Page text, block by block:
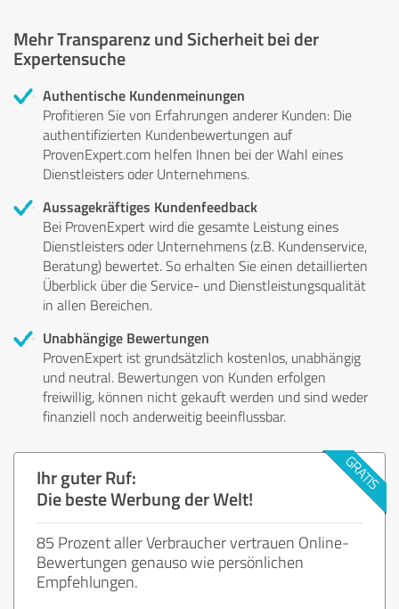
Mehr Transparenz und Sicherheit bei der
Expertensuche
Authentische Kundenmeinungen
Profitieren Sie von Erfahrungen anderer Kunden: Die
authentifizierten Kundenbewertungen auf
ProvenExpert.com helfen Ihnen bei der Wahl eines
Dienstleisters oder Unternehmens.
Aussagekräftiges Kundenfeedback
Bei ProvenExpert wird die gesamte Leistung eines
Dienstleisters oder Unternehmens (z.B. Kundenservice,
Beratung) bewertet. So erhalten Sie einen detaillierten
Überblick über die Service- und Dienstleistungsqualität
in allen Bereichen.
Unabhängige Bewertungen
ProvenExpert ist grundsätzlich kostenlos, unabhängig
und neutral. Bewertungen von Kunden erfolgen
freiwillig, können nicht gekauft werden und sind weder
finanziell noch anderweitig beeinflussbar.
Ihr guter Ruf:
Die beste Werbung der Welt!
85 Prozent aller Verbraucher vertrauen Online-
Bewertungen genauso wie persönlichen
Empfehlungen.